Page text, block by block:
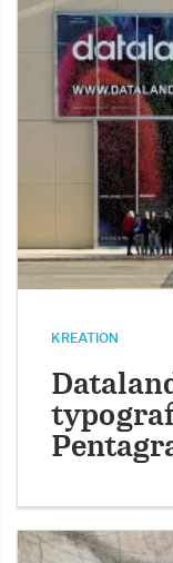
KREATION